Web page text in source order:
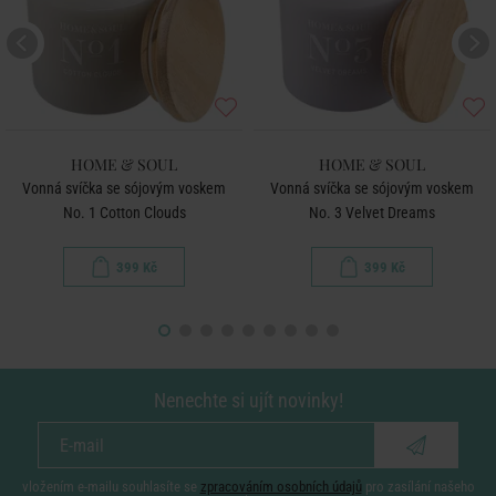
HOME & SOUL
Vonná svíčka se sójovým voskem
No. 1 Cotton Clouds
399 Kč
HOME & SOUL
Vonná svíčka se sójovým voskem
No. 3 Velvet Dreams
399 Kč
Nenechte si ujít novinky!
vložením e-mailu souhlasíte se zpracováním osobních údajů pro zasílání našeho